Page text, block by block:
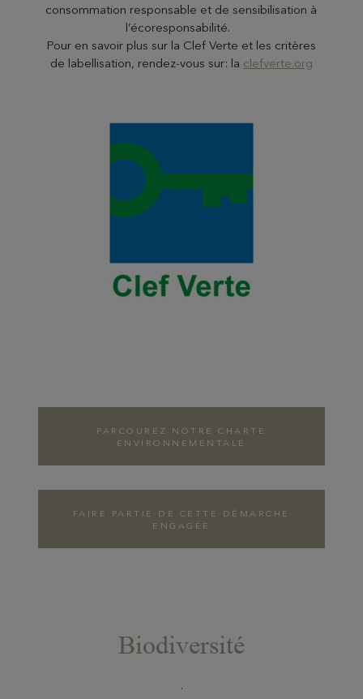
consommation responsable et de sensibilisation à
l’écoresponsabilité.
Pour en savoir plus sur la Clef Verte et les critères
de labellisation, rendez-vous sur: la clefverte.org
PARCOUREZ NOTRE CHARTE
ENVIRONNEMENTALE
FAIRE PARTIE DE CETTE DÉMARCHE
ENGAGÉE
Biodiversité
.
COLLABORATION
AVEC LA LIGUE